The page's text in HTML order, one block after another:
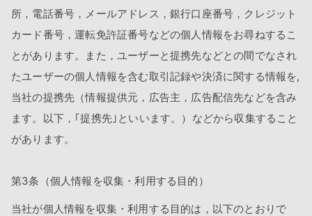
所，電話番号，メールアドレス，銀行口座番号，クレジット
カード番号，運転免許証番号などの個人情報をお尋ねするこ
とがあります。また，ユーザーと提携先などとの間でなされ
たユーザーの個人情報を含む取引記録や決済に関する情報を,
当社の提携先（情報提供元，広告主，広告配信先などを含み
ます。以下，｢提携先｣といいます。）などから収集すること
があります。
第3条（個人情報を収集・利用する目的）
当社が個人情報を収集・利用する目的は，以下のとおりで